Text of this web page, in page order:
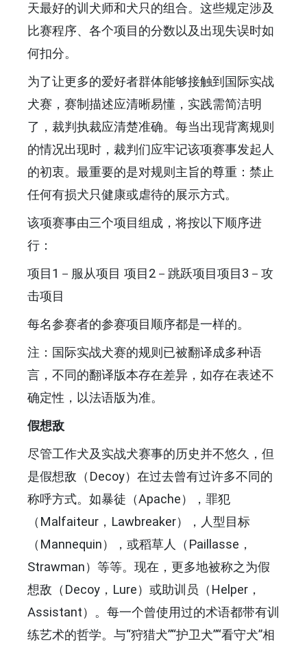
天最好的训犬师和犬只的组合。这些规定涉及
比赛程序、各个项目的分数以及出现失误时如
何扣分。
为了让更多的爱好者群体能够接触到国际实战
犬赛，赛制描述应清晰易懂，实践需简洁明
了，裁判执裁应清楚准确。每当出现背离规则
的情况出现时，裁判们应牢记该项赛事发起人
的初衷。最重要的是对规则主旨的尊重：禁止
任何有损犬只健康或虐待的展示方式。
该项赛事由三个项目组成，将按以下顺序进
行：
项目1－服从项目 项目2－跳跃项目项目3－攻
击项目
每名参赛者的参赛项目顺序都是一样的。
注：国际实战犬赛的规则已被翻译成多种语
言，不同的翻译版本存在差异，如存在表述不
确定性，以法语版为准。
假想敌
尽管工作犬及实战犬赛事的历史并不悠久，但
是假想敌（Decoy）在过去曾有过许多不同的
称呼方式。如暴徒（Apache），罪犯
（Malfaiteur，Lawbreaker），人型目标
（Mannequin），或稻草人（Paillasse，
Strawman）等等。现在，更多地被称之为假
想敌（Decoy，Lure）或助训员（Helper，
Assistant）。每一个曾使用过的术语都带有训
练艺术的哲学。与“狩猎犬”“护卫犬”“看守犬”相